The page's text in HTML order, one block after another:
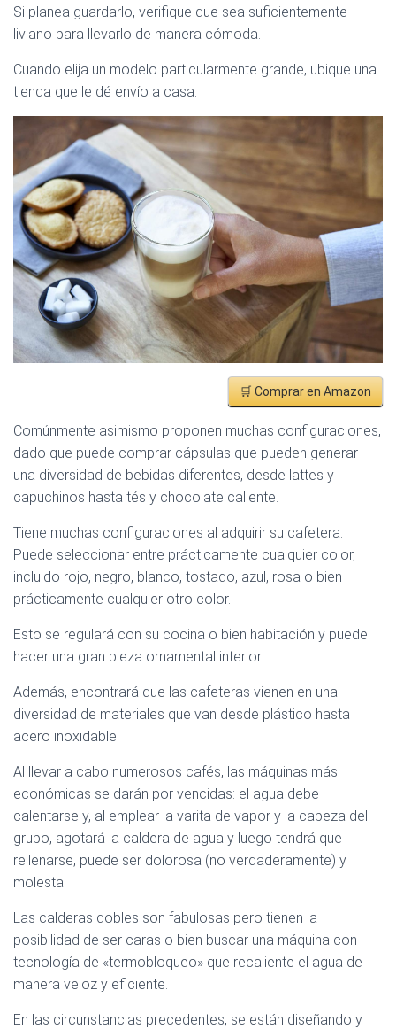
Si planea guardarlo, verifique que sea suficientemente
liviano para llevarlo de manera cómoda.
Cuando elija un modelo particularmente grande, ubique una
tienda que le dé envío a casa.
🛒 Comprar en Amazon
Comúnmente asimismo proponen muchas configuraciones,
dado que puede comprar cápsulas que pueden generar
una diversidad de bebidas diferentes, desde lattes y
capuchinos hasta tés y chocolate caliente.
Tiene muchas configuraciones al adquirir su cafetera.
Puede seleccionar entre prácticamente cualquier color,
incluido rojo, negro, blanco, tostado, azul, rosa o bien
prácticamente cualquier otro color.
Esto se regulará con su cocina o bien habitación y puede
hacer una gran pieza ornamental interior.
Además, encontrará que las cafeteras vienen en una
diversidad de materiales que van desde plástico hasta
acero inoxidable.
Al llevar a cabo numerosos cafés, las máquinas más
económicas se darán por vencidas: el agua debe
calentarse y, al emplear la varita de vapor y la cabeza del
grupo, agotará la caldera de agua y luego tendrá que
rellenarse, puede ser dolorosa (no verdaderamente) y
molesta.
Las calderas dobles son fabulosas pero tienen la
posibilidad de ser caras o bien buscar una máquina con
tecnología de «termobloqueo» que recaliente el agua de
manera veloz y eficiente.
En las circunstancias precedentes, se están diseñando y